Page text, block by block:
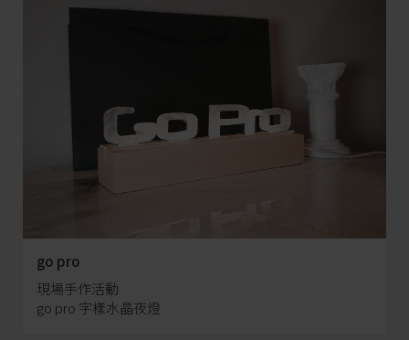
go pro
現場手作活動
go pro 字樣水晶夜燈